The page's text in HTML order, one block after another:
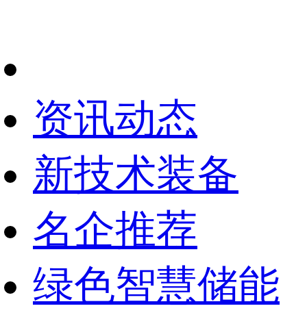
资讯动态
新技术装备
名企推荐
绿色智慧储能